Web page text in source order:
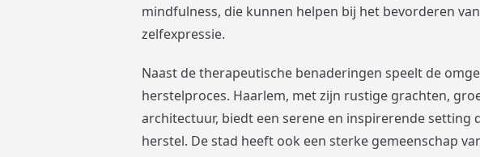
mindfulness, die kunnen helpen bij het bevorderen
zelfexpressie.
Naast de therapeutische benaderingen speelt de
herstelproces. Haarlem, met zijn rustige grachten,
architectuur, biedt een serene en inspirerende setting
herstel. De stad heeft ook een sterke gemeenschap